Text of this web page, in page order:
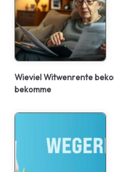
Wieviel Witwenrente
bekomme